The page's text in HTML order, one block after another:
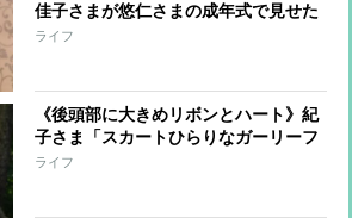
佳子さまが悠仁さまの成年式で見せた
「お姉さまとともに」の思い
ライフ
《後頭部に大きめリボンとハート》紀
子さま「スカートひらりなガーリーフ
ァッション」成年式のキュートな装い
ライフ